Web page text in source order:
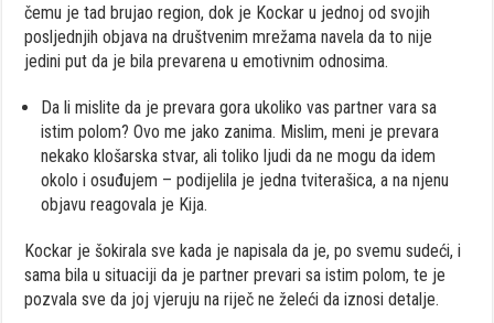
čemu je tad brujao region, dok je Kockar u jednoj od svojih
posljednjih objava na društvenim mrežama navela da to nije
jedini put da je bila prevarena u emotivnim odnosima.
Da li mislite da je prevara gora ukoliko vas partner vara sa
istim polom? Ovo me jako zanima. Mislim, meni je prevara
nekako klošarska stvar, ali toliko ljudi da ne mogu da idem
okolo i osuđujem – podijelila je jedna tviterašica, a na njenu
objavu reagovala je Kija.
Kockar je šokirala sve kada je napisala da je, po svemu sudeći, i
sama bila u situaciji da je partner prevari sa istim polom, te je
pozvala sve da joj vjeruju na riječ ne želeći da iznosi detalje.